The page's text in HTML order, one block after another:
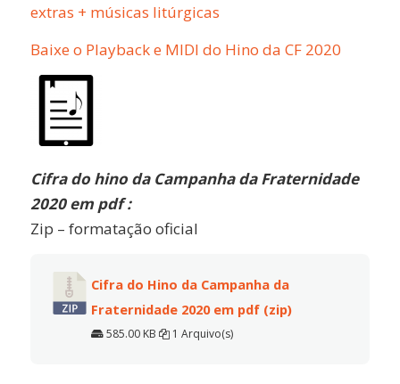
extras + músicas litúrgicas
Baixe o Playback e MIDI do Hino da CF 2020
Cifra do hino da Campanha da Fraternidade
2020 em pdf :
Zip – formatação oficial
Cifra do Hino da Campanha da
Fraternidade 2020 em pdf (zip)
585.00 KB 1 Arquivo(s)